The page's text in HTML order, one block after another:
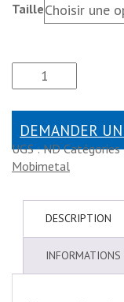
Taille
DEMANDER
UGS :ND
Mobimetal
DESCRIPTION
INFORMATIONS